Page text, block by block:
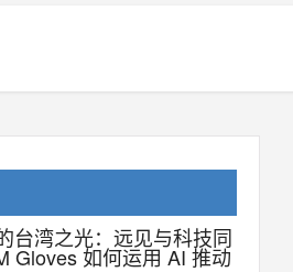
台湾之光：远见与科技同
Gloves 如何运用 AI 推动